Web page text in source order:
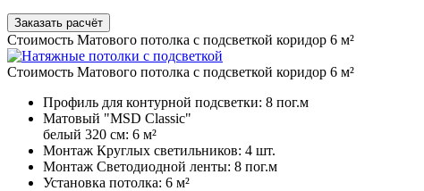
Заказать расчёт
Стоимость Матового потолка с подсветкой коридор 6 м²
Стоимость Матового потолка с подсветкой коридор 6 м²
Профиль для контурной подсветки: 8 пог.м
Матовый "MSD Classic"
белый 320 см: 6 м²
Монтаж Круглых светильников: 4 шт.
Монтаж Светодиодной ленты: 8 пог.м
Установка потолка: 6 м²